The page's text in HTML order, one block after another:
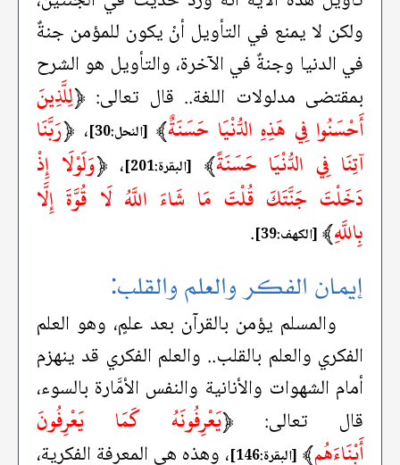
ولكن لا يمنع في التأويل أنْ يكون للمؤمن جنةٌ
في الدنيا وجنةٌ في الآخرة، والتأويل هو الشرح
بمقتضى مدلولات اللغة.. قال تعالى: ﴿لِلَّذِينَ
أَحْسَنُوا فِي هَذِهِ الدُّنْيَا حَسَنَةٌ﴾ [النحل:30] ، ﴿رَبَّنَا
آتِنَا فِي الدُّنْيَا حَسَنَةً﴾ [البقرة:201] ، ﴿وَلَوْلَا إِذْ
دَخَلْتَ جَنَّتَكَ قُلْتَ مَا شَاءَ اللَّهُ لَا قُوَّةَ إِلَّا
بِاللَّهِ﴾ [الكهف:39] .
إيمان الفكر والعلم والقلب:
والمسلم يؤمن بالقرآن بعد علمٍ، وهو العلم
الفكري والعلم بالقلب.. والعلم الفكري قد ينهزم
أمام الشهوات والأنانية والنفس الأمَّارة بالسوء،
قال تعالى: ﴿يَعْرِفُونَهُ كَمَا يَعْرِفُونَ
أَبْنَاءَهُم﴾ [البقرة:146] ، وهذه هي المعرفة الفكرية،